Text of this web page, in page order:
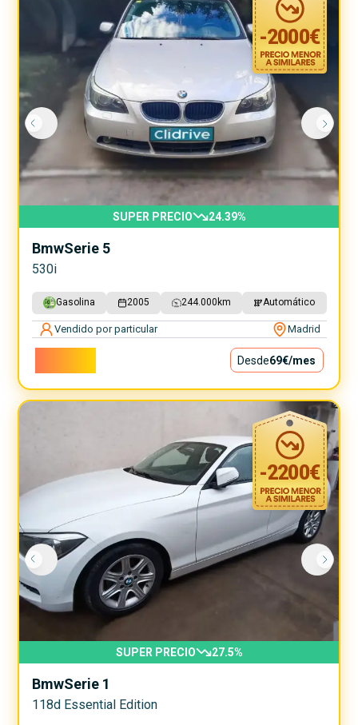
-2000€
SUPER PRECIO 24.39%
BmwSerie 5
530i
Gasolina 2005 244.000 km Automático
Vendido por particular Madrid
Desde69€/mes
-2200€
SUPER PRECIO 27.5%
BmwSerie 1
118d Essential Edition